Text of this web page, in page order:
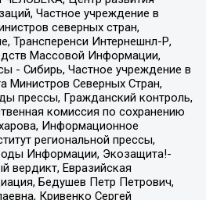
Частное учреждение в
северных стран,
Трансперенси Интернешнл-Р,
Массовой Информации,
- Сибирь, Частное учреждение в
Министров Северных Стран,
прессы, Гражданский контроль,
комиссия по сохранению
Информационное
региональной прессы,
Информации, Экозащита!-
вердикт, Евразийская
Бедушев Петр Петрович,
Кривенко Сергей